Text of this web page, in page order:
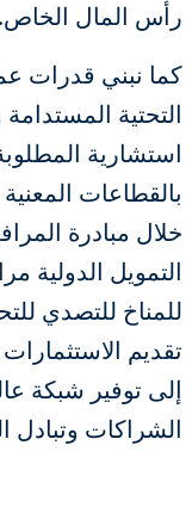
رأس المال الخاص.
كما نبني قدرات
التحتية
استشارية
بالقطاعات
خلال مبادرة
التمويل الدولية
للمناخ للتصدي
تقديم
إلى توفير شبكة
الشراكات وتبادل